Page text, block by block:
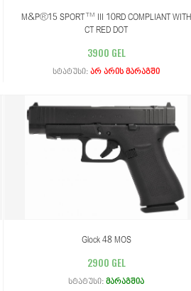
M&P®15 SPORT™ III 10RD COMPLIANT WITH
CT RED DOT
3900 GEL
სტატუსი:არ არის მარაგში
Glock 48 MOS
2900 GEL
სტატუსი:მარაგშია